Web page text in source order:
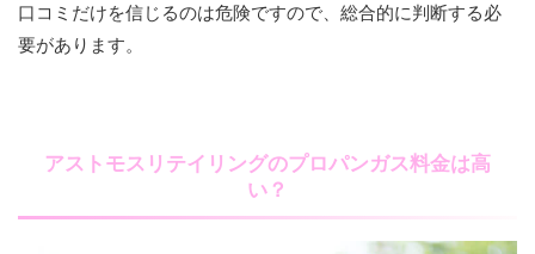
口コミだけを信じるのは危険ですので、総合的に判断する必
要があります。
アストモスリテイリングのプロパンガス料金は高
い？